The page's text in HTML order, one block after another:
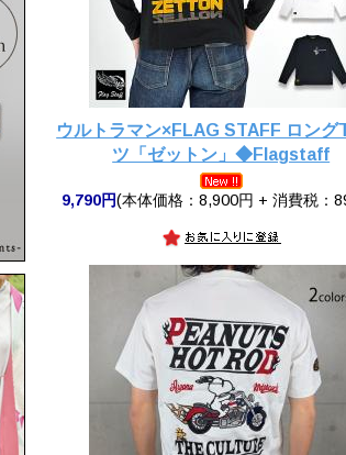
ウルトラマン×FLAG STAFF ロング
ツ「ゼットン」◆Flagstaff
9,790円(本体価格：8,900円 + 消費税：